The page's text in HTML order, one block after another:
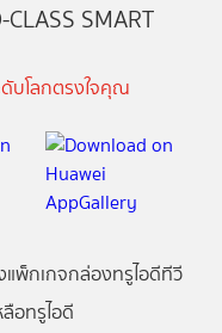
SMART
บโลกตรงใจคุณ
แพ็กเกจกล่องทรูไอดีทีวี
อทรูไอดี